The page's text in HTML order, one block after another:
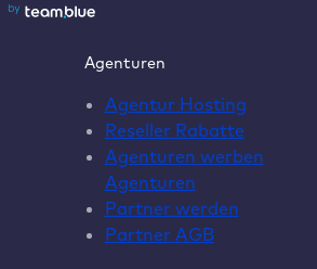
Agenturen
Agentur Hosting
Reseller Rabatte
Agenturen werben
Agenturen
Partner werden
Partner AGB